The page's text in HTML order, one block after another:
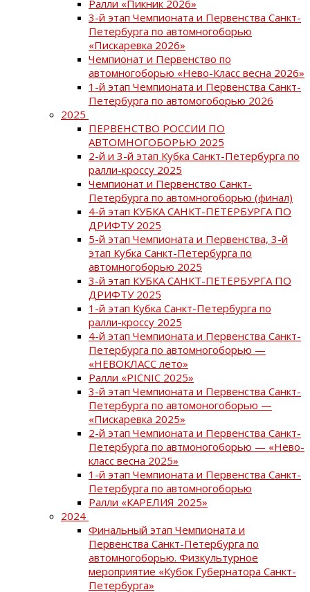
Ралли «Пикник 2026»
3-й этап Чемпионата и Первенства Санкт-
Петербурга по автомногоборью
«Пискаревка 2026»
Чемпионат и Первенство по
автомногоборью «Нево-Класс весна 2026»
1-й этап Чемпионата и Первенства Санкт-
Петербурга по автомогоборью 2026
2025
ПЕРВЕНСТВО РОССИИ ПО
АВТОМНОГОБОРЬЮ 2025
2-й и 3-й этап Кубка Санкт-Петербурга по
ралли-кроссу 2025
Чемпионат и Первенство Санкт-
Петербурга по автомногоборью (финал)
4-й этап КУБКА САНКТ-ПЕТЕРБУРГА ПО
ДРИФТУ 2025
5-й этап Чемпионата и Первенства, 3-й
этап Кубка Санкт-Петербурга по
автомногоборью 2025
3-й этап КУБКА САНКТ-ПЕТЕРБУРГА ПО
ДРИФТУ 2025
1-й этап Кубка Санкт-Петербурга по
ралли-кроссу 2025
4-й этап Чемпионата и Первенства Санкт-
Петербурга по автомногоборью —
«НЕВОКЛАСС лето»
Ралли «PICNIC 2025»
3-й этап Чемпионата и Первенства Санкт-
Петербурга по автомоногоборью —
«Пискаревка 2025»
2-й этап Чемпионата и Первенства Санкт-
Петербурга по автмоногоборью — «Нево-
класс весна 2025»
1-й этап Чемпионата и Первенства Санкт-
Петербурга по автомногоборью
Ралли «КАРЕЛИЯ 2025»
2024
Финальный этап Чемпионата и
Первенства Санкт-Петербурга по
автомногоборью. Физкультурное
мероприятие «Кубок Губернатора Санкт-
Петербурга»